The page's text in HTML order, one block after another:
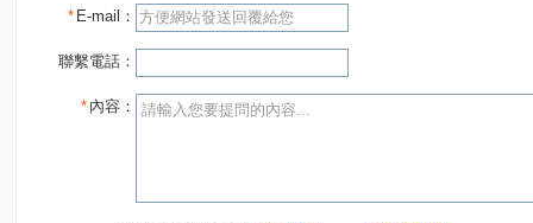
* E-mail：
聯繫電話：
* 內容：